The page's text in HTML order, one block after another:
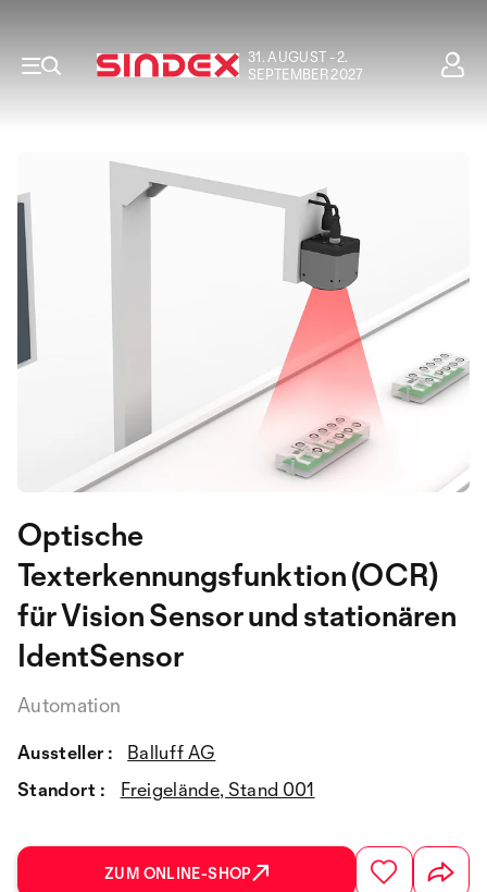
31. AUGUST - 2.
SEPTEMBER 2027
Optische
Texterkennungsfunktion (OCR)
für Vision Sensor und stationären
IdentSensor
Automation
Aussteller :
Balluff AG
Standort :
Freigelände, Stand 001
ZUM ONLINE-SHOP